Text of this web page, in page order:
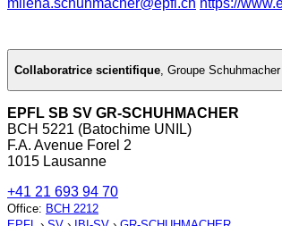
Collaboratrice scientifique Groupe Schuhmacher
EPFL SB SV GR-SCHUHMACHER
BCH 5221 (Batochime UNIL)
F.A. Avenue Forel 2
1015 Lausanne
+41 21 693 94 70
Office: BCH 2212